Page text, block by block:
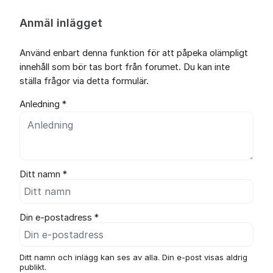
Anmäl inlägget
Använd enbart denna funktion för att påpeka olämpligt
innehåll som bör tas bort från forumet. Du kan inte
ställa frågor via detta formulär.
Anledning *
Ditt namn *
Din e-postadress *
Ditt namn och inlägg kan ses av alla. Din e-post visas aldrig
publikt.